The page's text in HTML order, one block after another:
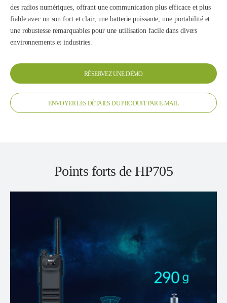
des radios numériques, offrant une communication plus efficace et plus
fiable avec un son fort et clair, une batterie puissante, une portabilité et
une robustesse remarquables pour une utilisation facile dans divers
environnements et industries.
RÉSERVEZ UNE DÉMO
ENVOYER LES DÉTAILS DU PRODUIT PAR E-MAIL
Points forts de HP705